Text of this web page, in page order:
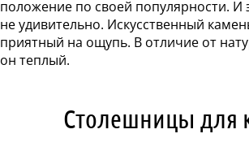
столешницы
из камня
положение по своей популярности. И
не удивительно. Искусственный
приятный на ощупь. В отличие от
он теплый.
Столешницы для